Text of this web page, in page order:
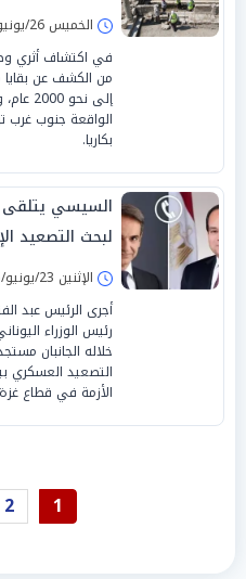
الخميس 26/يونيو/2025 - 09:36 م
في اكتشاف أثري
من الكشف عن بقايا
إلى
الواقعة جنوب غرب
بكاريا.
السيسي يتلقى
لبحث التصعيد
الإثنين 23/يونيو/2025 - 03:43 م
أجرى الرئيس عبد
رئيس الوزراء
خلاله الجانبان
التصعيد العسكري
الأزمة في قطاع
1
2